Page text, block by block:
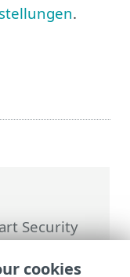
Security
>
>
.
cookies